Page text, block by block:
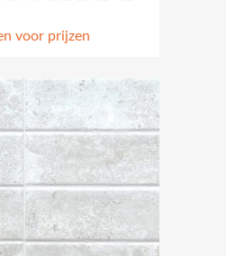
voor prijzen